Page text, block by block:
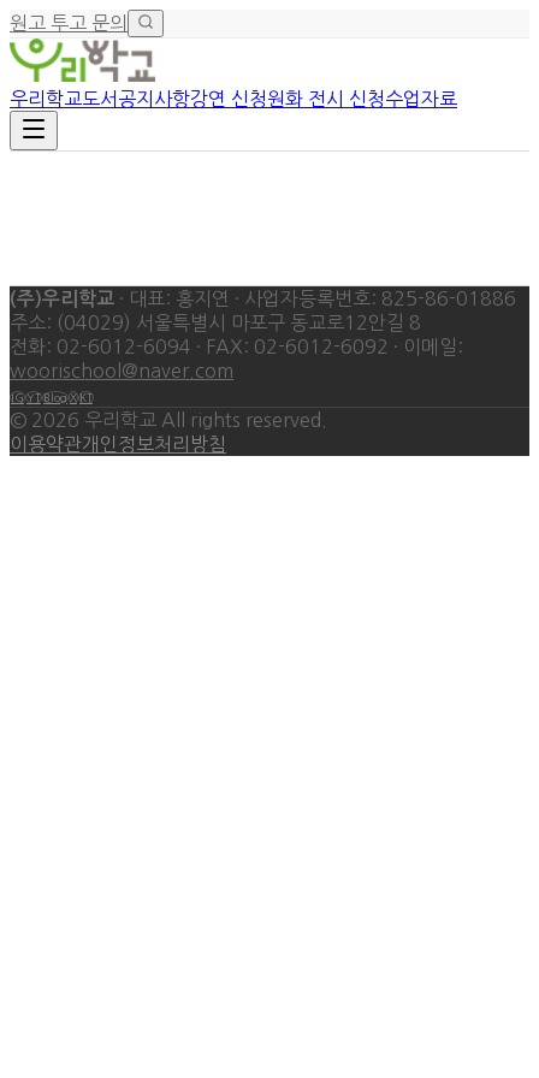
원고 투고 문의
우리학교 도서 공지사항강연 신청원화 전시 신청수업자료
(주)우리학교 · 대표: 홍지연 · 사업자등록번호: 825-86-01886
주소: (04029) 서울특별시 마포구 동교로12안길 8
전화: 02-6012-6094 · FAX: 02-6012-6092 · 이메일:
woorischool@naver.com
IG YT Blog X KT
© 2026 우리학교 All rights reserved.
이용약관개인정보처리방침